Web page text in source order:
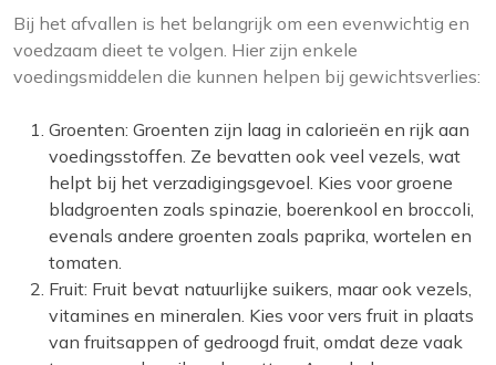
Bij het afvallen is het belangrijk om een evenwichtig en
voedzaam dieet te volgen. Hier zijn enkele
voedingsmiddelen die kunnen helpen bij gewichtsverlies:
Groenten: Groenten zijn laag in calorieën en rijk aan
voedingsstoffen. Ze bevatten ook veel vezels, wat
helpt bij het verzadigingsgevoel. Kies voor groene
bladgroenten zoals spinazie, boerenkool en broccoli,
evenals andere groenten zoals paprika, wortelen en
tomaten.
Fruit: Fruit bevat natuurlijke suikers, maar ook vezels,
vitamines en mineralen. Kies voor vers fruit in plaats
van fruitsappen of gedroogd fruit, omdat deze vaak